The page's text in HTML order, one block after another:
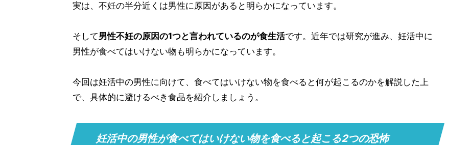
妊活中は男性も食べてはいけない物がたくさんある! 普段の10倍気を遣おう
実は、不妊の半分近くは男性に原因があると明らかになっています。
そして男性不妊の原因の1つと言われているのが食生活です。近年では研究が進み、妊活中に
男性が食べてはいけない物も明らかになっています。
今回は妊活中の男性に向けて、食べてはいけない物を食べると何が起こるのかを解説した上
で、具体的に避けるべき食品を紹介しましょう。
妊活中の男性が食べてはいけない物を食べると起こる2つの恐怖